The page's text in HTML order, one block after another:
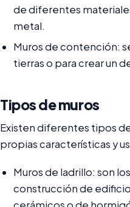
de diferentes
metal.
Muros de contención:
tierras o para crear un
Tipos de muros
Existen diferentes tipos
propias características y
Muros de ladrillo: son
construcción de